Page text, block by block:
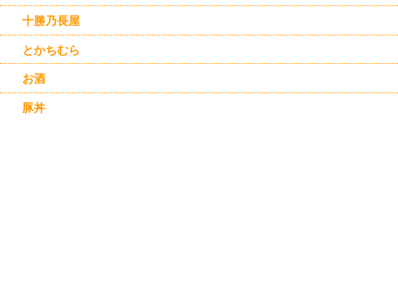
十勝乃長屋
とかちむら
お酒
豚丼